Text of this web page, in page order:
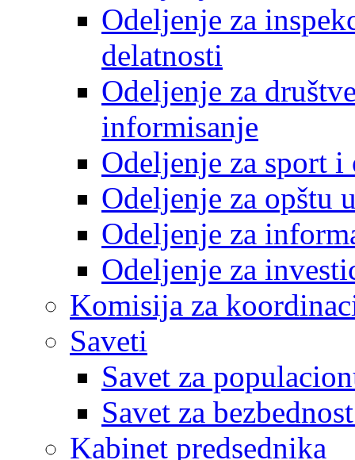
Odeljenje za
delatnosti
Odeljenje za
informisanje
Odeljenje za sport
Odeljenje za opštu
Odeljenje za
Odeljenje za
Komisija za
Saveti
Savet za
Savet za
Kabinet predsednika